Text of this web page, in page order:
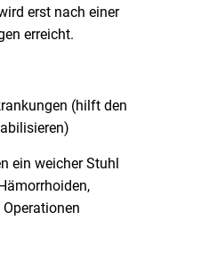
erst nach einer
erreicht.
(hilft den
ein weicher Stuhl